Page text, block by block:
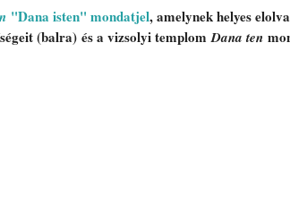
"Dana isten" mondatjel, amelynek helyes
(balra) és a vizsolyi templom Dana ten